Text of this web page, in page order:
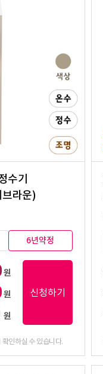
수기
브라운)
6년약정
원
원
원
신청하기
인하실 수 있습니다.